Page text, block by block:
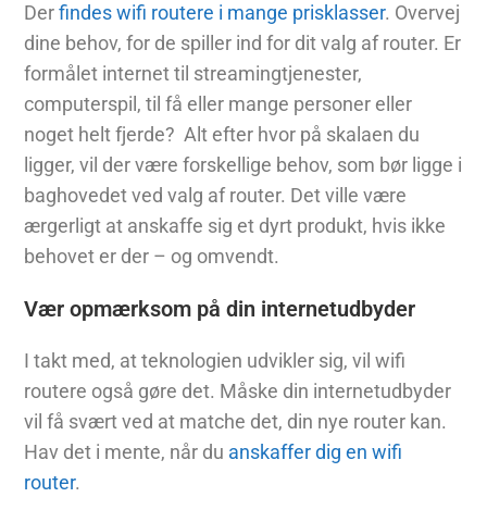
Derfindes wifi routere i mange prisklasser. Overvej
dine behov, for de spiller ind for dit valg af router. Er
formålet internet til streamingtjenester,
computerspil, til få eller mange personer eller
noget helt fjerde? Alt efter hvor på skalaen du
ligger, vil der være forskellige behov, som bør ligge i
baghovedet ved valg af router. Det ville være
ærgerligt at anskaffe sig et dyrt produkt, hvis ikke
behovet er der – og omvendt.
Vær opmærksom på din internetudbyder
I takt med, at teknologien udvikler sig, vil wifi
routere også gøre det. Måske din internetudbyder
vil få svært ved at matche det, din nye router kan.
Hav det i mente, når du anskaffer dig en wifi
router.